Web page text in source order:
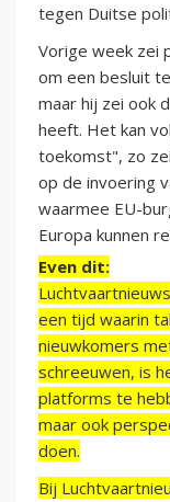
tegen Duitse
Vorige week zei
om een besluit
maar hij zei ook
heeft. Het kan
toekomst", zo
op de invoering
waarmee EU-
Europa kunnen
Even dit:
een tijd waarin
nieuwkomers
schreeuwen, is
platforms te
maar ook
doen.
Bij